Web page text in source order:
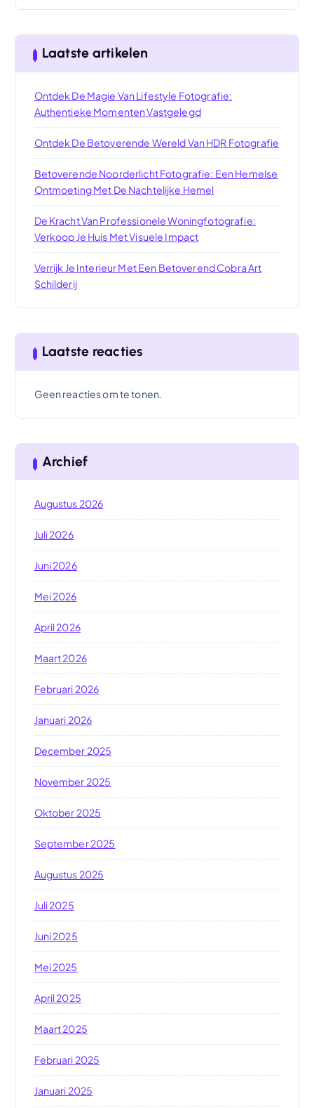
Laatste artikelen
Ontdek De Magie Van Lifestyle Fotografie:
Authentieke Momenten Vastgelegd
Ontdek De Betoverende Wereld Van HDR Fotografie
Betoverende Noorderlicht Fotografie: Een Hemelse
Ontmoeting Met De Nachtelijke Hemel
De Kracht Van Professionele Woningfotografie:
Verkoop Je Huis Met Visuele Impact
Verrijk Je Interieur Met Een Betoverend Cobra Art
Schilderij
Laatste reacties
Geen reacties om te tonen.
Archief
Augustus 2026
Juli 2026
Juni 2026
Mei 2026
April 2026
Maart 2026
Februari 2026
Januari 2026
December 2025
November 2025
Oktober 2025
September 2025
Augustus 2025
Juli 2025
Juni 2025
Mei 2025
April 2025
Maart 2025
Februari 2025
Januari 2025